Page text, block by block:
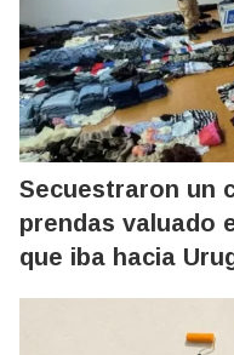
Secuestraron un
prendas valuado
que iba hacia